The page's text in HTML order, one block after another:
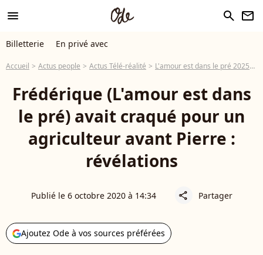
menu search newsletter
Billetterie En privé avec
Accueil Actus people Actus Télé-réalité L'amour est dans le pré 2025
Frédérique (L'amour est dans
le pré) avait craqué pour un
agriculteur avant Pierre :
révélations
Publié le 6 octobre 2020 à 14:34 share Partager
Ajoutez Ode à vos sources préférées